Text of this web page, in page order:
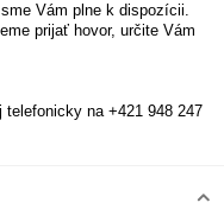
Vám plne k dispozícii.
prijať hovor, určite Vám
na +421 948 247